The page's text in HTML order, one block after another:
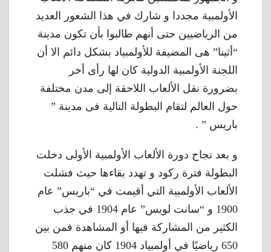
الأولمبية مجددا و شارك في هذا الشعور العديد
من الرياضيين حتى أنهم طالبوا بأن تكون مدينة
“أثينا” هى المضيفة للأولمبياد بشكل دائم الا أن
اللجنة الأولمبية الدولية كان لها رأى أخر
بضرورة نقل الألعاب اللاحقة إلى مدن مختلفة
حول العالم لتقام البطولة التالية فى مدينة ”
باريس ” .
و بعد نجاح دورة الألعاب الأولمبية الأولى دخلت
البطولة فترة ركود و تهدد بقاءها حيث فشلت
الألعاب الأولمبية التي أقيمت في “باريس” عام
1900 و “سانت لويس” عام 1904 في جذب
الكثير من المشاركة فيها أو المشاهدة فمن بين
650 رياضيًا في أولمبياد 1904 كان منهم 580